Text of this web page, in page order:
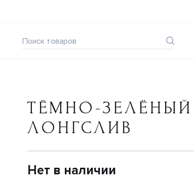
ТЁМНО-ЗЕЛЁНЫЙ
ЛОНГСЛИВ
Нет в наличии